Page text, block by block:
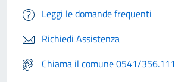
Leggi le domande frequenti
Richiedi Assistenza
Chiama il comune 0541/356.111